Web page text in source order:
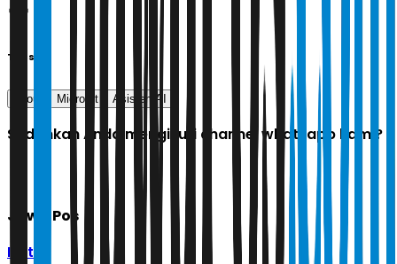
Tags
scout Microsft Asisten AI
Sudahkah Anda mengikuti channel whatsapp kami?
Jawa Pos
Ikuti